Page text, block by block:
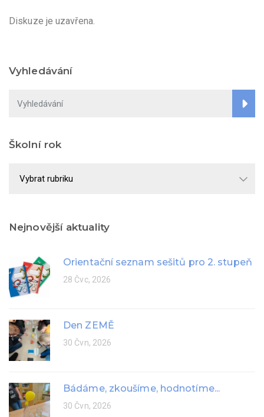
Diskuze je uzavřena.
Vyhledávání
Školní rok
Nejnovější aktuality
Orientační seznam sešitů pro 2. stupeň
28 Čvc, 2026
Den ZEMĚ
30 Čvn, 2026
Bádáme, zkoušíme, hodnotíme...
30 Čvn, 2026